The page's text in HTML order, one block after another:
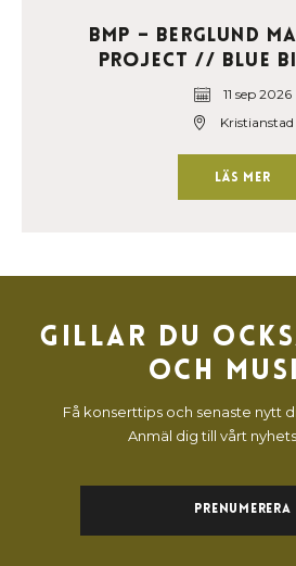
BMP – Berglund
Project // Blue
11 sep 2026
Kristianstad
Läs mer
Gillar du
och
Få konserttips och senaste nytt
Anmäl dig till vårt
Prenumerera